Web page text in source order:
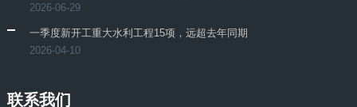
2026-06-29
一季度新开工重大水利工程15项，远超去年同期
2026-04-10
联系我们